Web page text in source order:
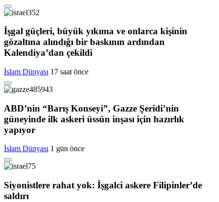
İşgal güçleri, büyük yıkıma ve onlarca kişinin
gözaltına alındığı bir baskının ardından
Kalendiya’dan çekildi
İslam Dünyası 17 saat önce
ABD’nin “Barış Konseyi”, Gazze Şeridi’nin
güneyinde ilk askeri üssün inşası için hazırlık
yapıyor
İslam Dünyası 1 gün önce
Siyonistlere rahat yok: İşgalci askere Filipinler’de
saldırı